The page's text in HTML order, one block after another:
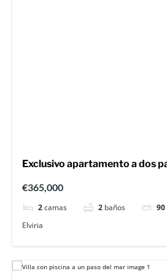
Exclusivo apartamento a dos
€365,000
2camas 2 baños 90
Elviria